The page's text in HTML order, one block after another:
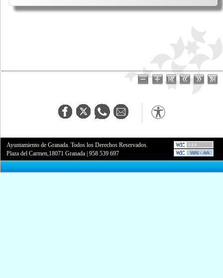
Ayuntamiento de Granada. Todos los Derechos Reservados.
Plaza del Carmen,18071 Granada |958 539 697